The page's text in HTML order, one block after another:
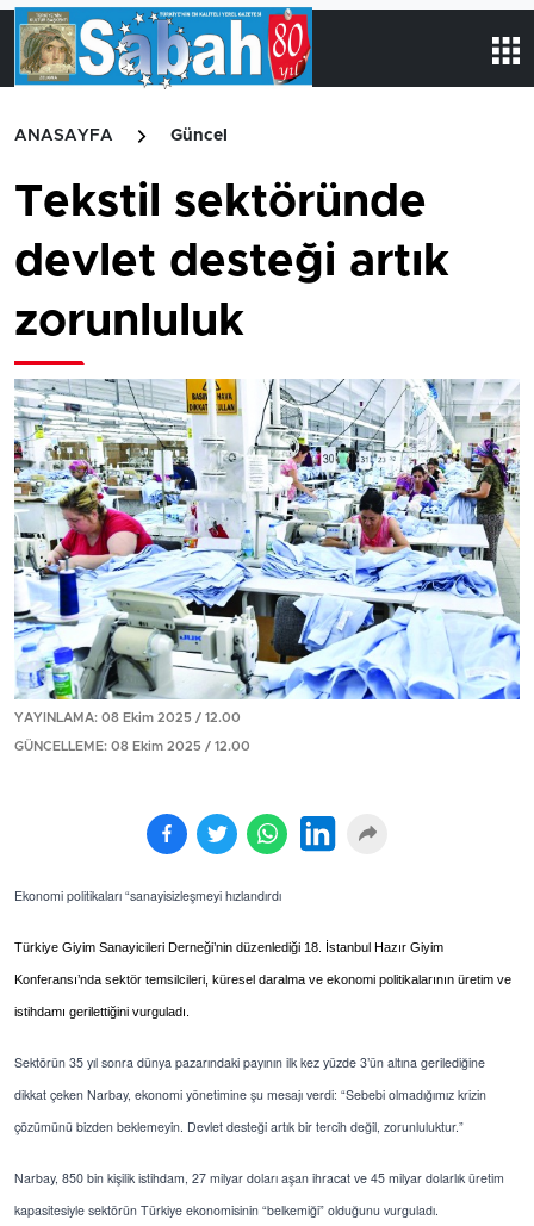
ANASAYFA Güncel
Tekstil sektöründe
devlet desteği artık
zorunluluk
YAYINLAMA: 08 Ekim 2025 / 12.00
GÜNCELLEME: 08 Ekim 2025 / 12.00
Ekonomi politikaları “sanayisizleşmeyi hızlandırdı
Türkiye Giyim Sanayicileri Derneği’nin düzenlediği 18. İstanbul Hazır Giyim
Konferansı’nda sektör temsilcileri, küresel daralma ve ekonomi politikalarının üretim ve
istihdamı gerilettiğini vurguladı.
Sektörün 35 yıl sonra dünya pazarındaki payının ilk kez yüzde 3’ün altına gerilediğine
dikkat çeken Narbay, ekonomi yönetimine şu mesajı verdi: “Sebebi olmadığımız krizin
çözümünü bizden beklemeyin. Devlet desteği artık bir tercih değil, zorunluluktur.”
Narbay, 850 bin kişilik istihdam, 27 milyar doları aşan ihracat ve 45 milyar dolarlık üretim
kapasitesiyle sektörün Türkiye ekonomisinin “belkemiği” olduğunu vurguladı.